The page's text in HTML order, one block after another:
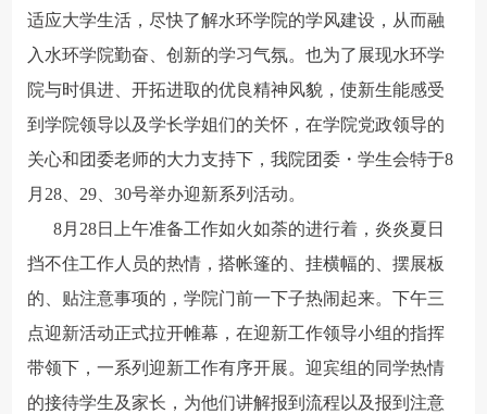
适应大学生活，尽快了解水环学院的学风建设，从而融
入水环学院勤奋、创新的学习气氛。也为了展现水环学
院与时俱进、开拓进取的优良精神风貌，使新生能感受
到学院领导以及学长学姐们的关怀，在学院党政领导的
关心和团委老师的大力支持下，我院团委・学生会特于8
月28、29、30号举办迎新系列活动。
8月28日上午准备工作如火如荼的进行着，炎炎夏日
挡不住工作人员的热情，搭帐篷的、挂横幅的、摆展板
的、贴注意事项的，学院门前一下子热闹起来。下午三
点迎新活动正式拉开帷幕，在迎新工作领导小组的指挥
带领下，一系列迎新工作有序开展。迎宾组的同学热情
的接待学生及家长，为他们讲解报到流程以及报到注意